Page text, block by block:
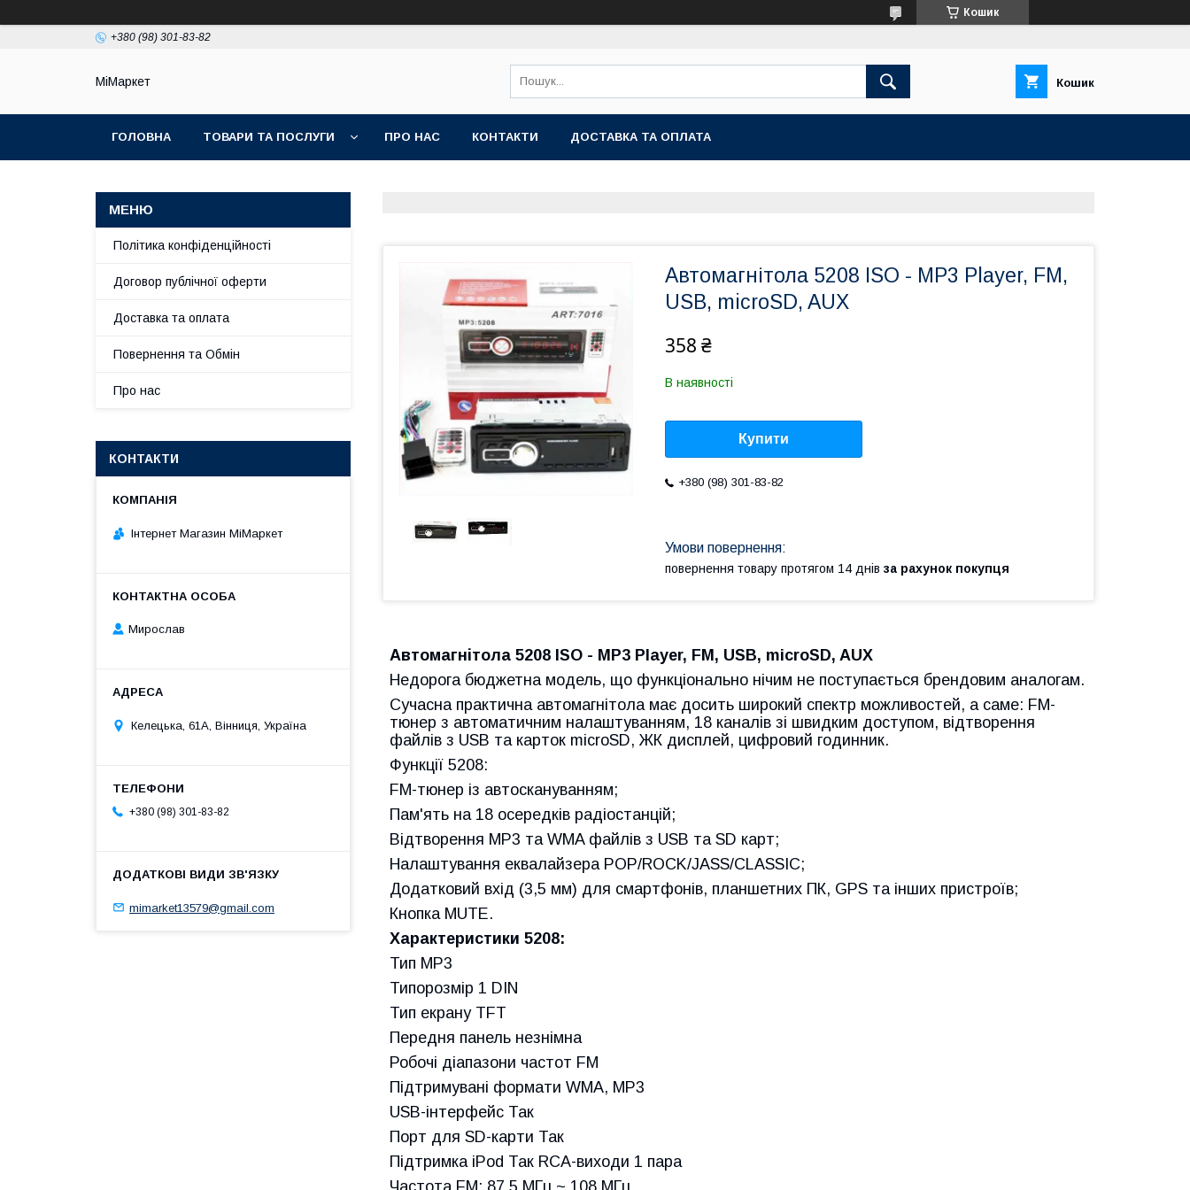
Кошик
+380 (98) 301-83-82
МіМаркет Кошик
ГОЛОВНА ТОВАРИ ТА ПОСЛУГИ ПРО НАС КОНТАКТИ ДОСТАВКА ТА ОПЛАТА
Автомагнітола 5208 ISO - MP3 Player, FM,
USB, microSD, AUX
358 ₴
В наявності
Купити
+380 (98) 301-83-82
повернення товару протягом 14 днів за рахунок покупця
Автомагнітола 5208 ISO - MP3 Player, FM, USB, microSD, AUX
Недорога бюджетна модель, що функціонально нічим не поступається брендовим аналогам.
Сучасна практична автомагнітола має досить широкий спектр можливостей, а саме: FM-
тюнер з автоматичним налаштуванням, 18 каналів зі швидким доступом, відтворення
файлів з USB та карток microSD, ЖК дисплей, цифровий годинник.
Функції 5208:
FM-тюнер із автоскануванням;
Пам'ять на 18 осередків радіостанцій;
Відтворення МР3 та WMA файлів з USB та SD карт;
Налаштування еквалайзера POP/ROCK/JASS/CLASSIC;
Додатковий вхід (3,5 мм) для смартфонів, планшетних ПК, GPS та інших пристроїв;
Кнопка MUTE.
Характеристики 5208:
Тип MP3
Типорозмір 1 DIN
Тип екрану TFT
Передня панель незнімна
Робочі діапазони частот FM
Підтримувані формати WMA, MP3
USB-інтерфейс Так
Порт для SD-карти Так
Підтримка iPod Так RCA-виходи 1 пара
Частота FM: 87,5 МГц ~ 108 МГц
Політика конфіденційності
Договор публічної оферти
Доставка та оплата
Повернення та Обмін
Про нас
КОНТАКТИ
Інтернет Магазин МіМаркет
Мирослав
Келецька, 61А, Вінниця, Україна
+380 (98) 301-83-82
mimarket13579@gmail.com